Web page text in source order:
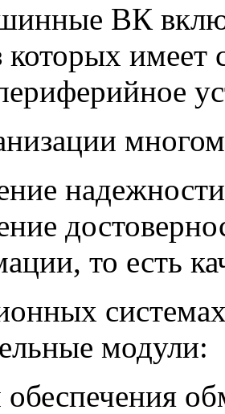
ВК
которых имеет
то есть
модули:
обеспечения